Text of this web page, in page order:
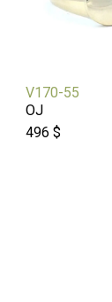
V170-55
OJ
496 $